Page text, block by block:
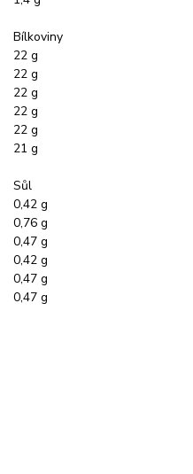
Bílkoviny
22 g
22 g
22 g
22 g
22 g
21 g
Sůl
0,42 g
0,76 g
0,47 g
0,42 g
0,47 g
0,47 g